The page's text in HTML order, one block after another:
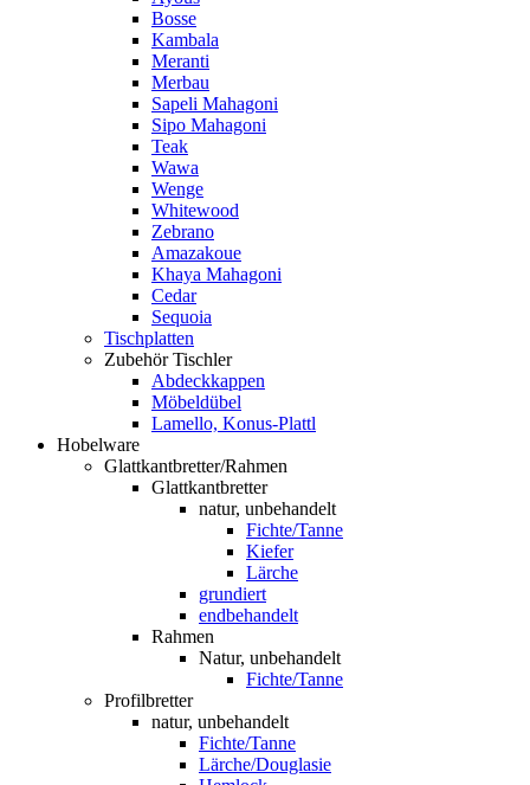
Bosse
Kambala
Meranti
Merbau
Sapeli Mahagoni
Sipo Mahagoni
Teak
Wawa
Wenge
Whitewood
Zebrano
Amazakoue
Khaya Mahagoni
Cedar
Sequoia
Tischplatten
Zubehör Tischler
Abdeckkappen
Möbeldübel
Lamello, Konus-Plattl
Hobelware
Glattkantbretter/Rahmen
Glattkantbretter
natur, unbehandelt
Fichte/Tanne
Kiefer
Lärche
grundiert
endbehandelt
Rahmen
Natur, unbehandelt
Fichte/Tanne
Profilbretter
natur, unbehandelt
Fichte/Tanne
Lärche/Douglasie